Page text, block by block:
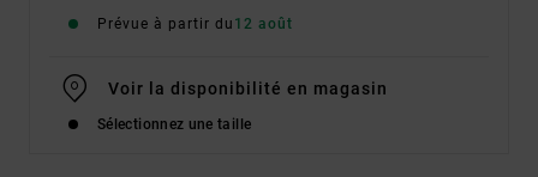
Prévue à partir du 12 août
Voir la disponibilité en magasin
Sélectionnez une taille